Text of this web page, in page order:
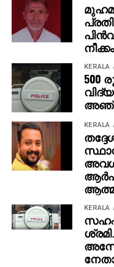
എത്തുന്ന പുതിയ
അതേസമയം,
ചേര്‍ത്ത ‘ദി
KERALA
500
KERALA
KERALA